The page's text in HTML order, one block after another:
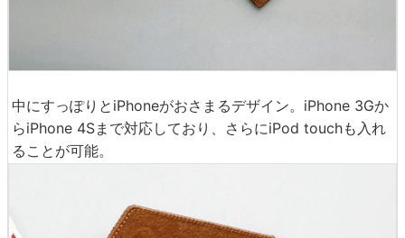
中にすっぽりとiPhoneがおさまるデザイン。iPhone 3Gか
らiPhone 4Sまで対応しており、さらにiPod touchも入れ
ることが可能。